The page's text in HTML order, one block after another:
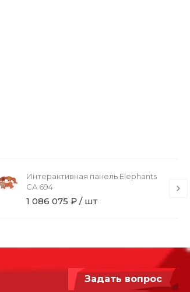
Интерактивная панель Elephants
CA 694
1 086 075 ₽ / шт
Задать вопрос